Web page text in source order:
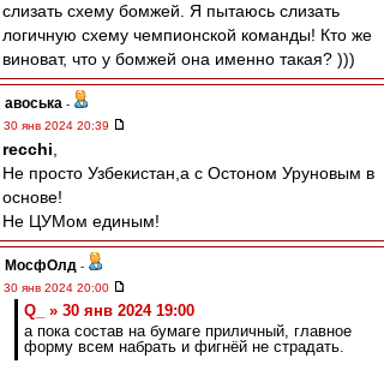
слизать схему бомжей. Я пытаюсь слизать
логичную схему чемпионской команды! Кто же
виноват, что у бомжей она именно такая? )))
авоська -
30 янв 2024 20:39
recchi
Не просто Узбекистан,а с Остоном Уруновым в
основе!
Не ЦУМом единым!
МосфОлд -
30 янв 2024 20:00
Q_ » 30 янв 2024 19:00
а пока состав на бумаге приличный, главное
форму всем набрать и фигнёй не страдать.